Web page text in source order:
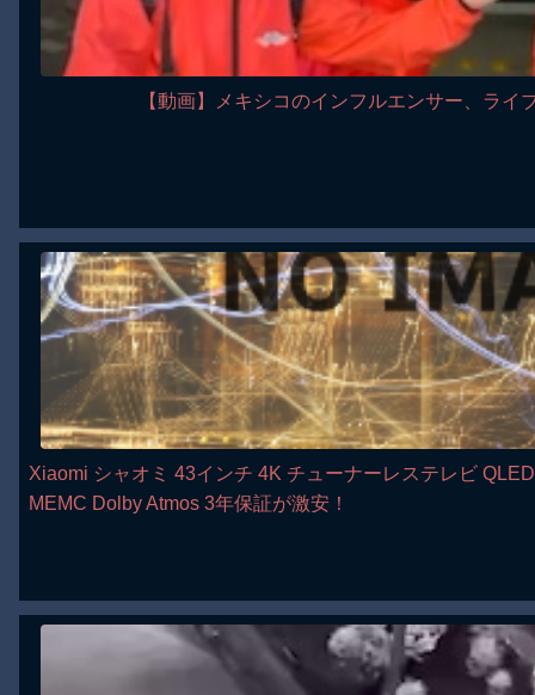
【動画】メキシコのインフルエンサー、ライ
Xiaomi シャオミ 43インチ 4K チューナーレステレビ
MEMC Dolby Atmos 3年保証が激安！